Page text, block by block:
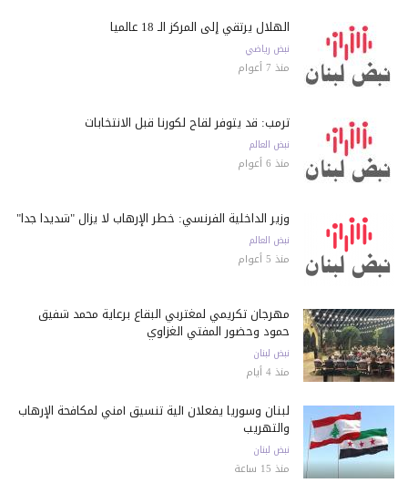
الهلال يرتقي إلى المركز الـ 18 عالمياً
نبض رياضي
منذ 7 أعوام
ترمب: قد يتوفر لقاح لكورنا قبل الانتخابات
نبض العالم
منذ 6 أعوام
وزير الداخلية الفرنسي: خطر الإرهاب لا يزال "شديداً جداً"
نبض العالم
منذ 5 أعوام
مهرجان تكريمي لمغتربي البقاع برعاية محمد شفيق
حمود وحضور المفتي الغزاوي
نبض لبنان
منذ 4 أيام
لبنان وسوريا يفعلان آلية تنسيق أمني لمكافحة الإرهاب
والتهريب
نبض لبنان
منذ 15 ساعة